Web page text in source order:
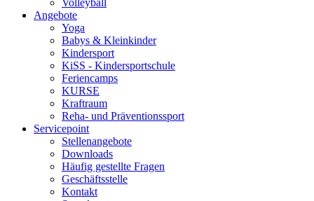
Volleyball
Angebote
Yoga
Babys & Kleinkinder
Kindersport
KiSS - Kindersportschule
Feriencamps
KURSE
Kraftraum
Reha- und Präventionssport
Servicepoint
Stellenangebote
Downloads
Häufig gestellte Fragen
Geschäftsstelle
Kontakt